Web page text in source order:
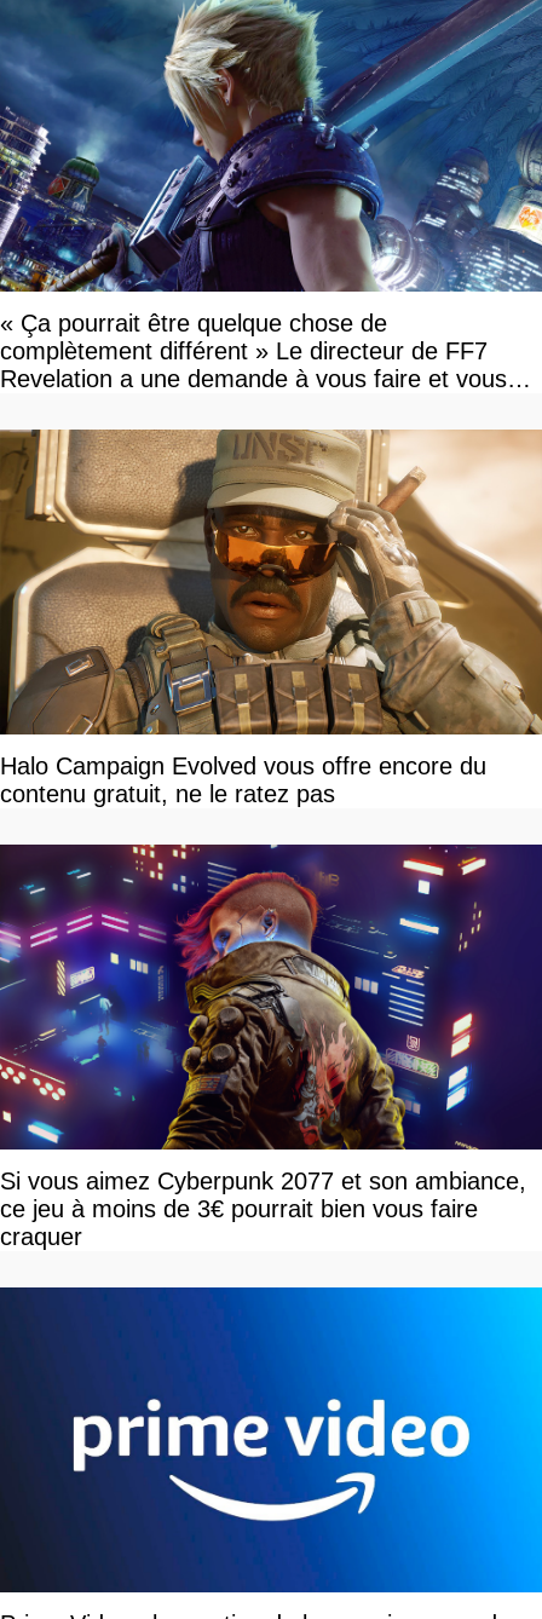
« Ça pourrait être quelque chose de
complètement différent » Le directeur de FF7
Revelation a une demande à vous faire et vous
Halo Campaign Evolved vous offre encore du
contenu gratuit, ne le ratez pas
Si vous aimez Cyberpunk 2077 et son ambiance,
ce jeu à moins de 3€ pourrait bien vous faire
craquer